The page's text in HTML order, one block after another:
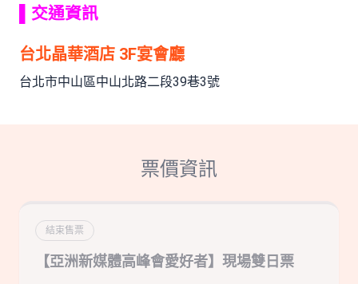
▌交通資訊
台北晶華酒店 3F宴會廳
台北市中山區中山北路二段39巷3號
票價資訊
結束售票
【亞洲新媒體高峰會愛好者】現場雙日票